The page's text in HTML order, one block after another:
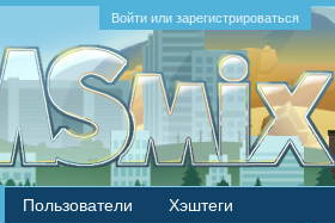
Войти или зарегистрироваться
Пользователи Хэштеги